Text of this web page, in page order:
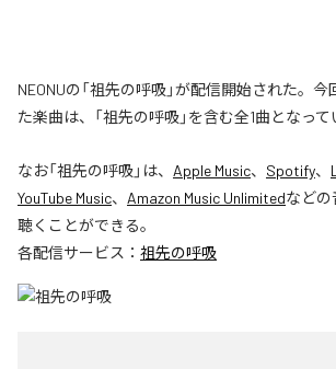
NEONUの「祖先の呼吸」が配信開始された。
た楽曲は、「祖先の呼吸」を含む全1曲となって
なお「祖先の呼吸」は、 Apple Music、 Spotify、
YouTube Music、 Amazon Music Unlimitedなどの
聴くことができる。
各配信サービス： 祖先の呼吸